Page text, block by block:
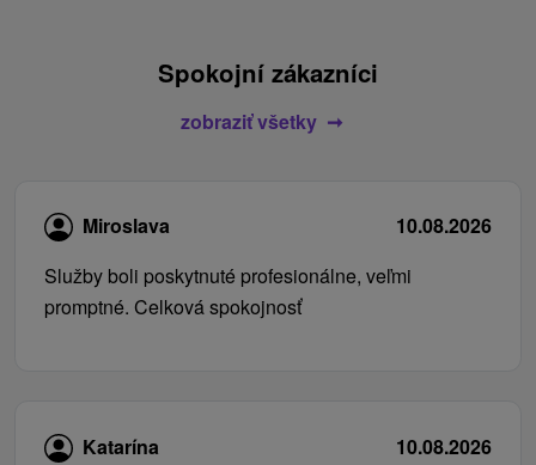
Spokojní zákazníci
zobraziť všetky
Miroslava
10.08.2026
Služby boli poskytnuté profesionálne, veľmi
promptné. Celková spokojnosť
Katarína
10.08.2026